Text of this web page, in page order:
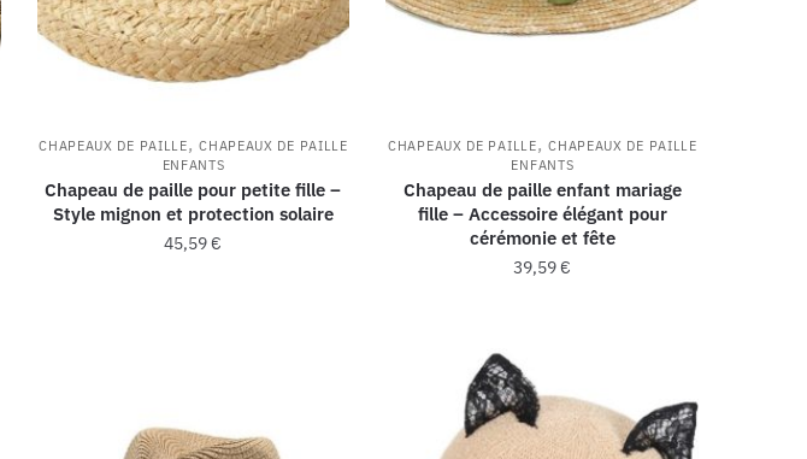
CHAPEAUX DE PAILLE,CHAPEAUX DE PAILLE
ENFANTS
Chapeau de paille pour petite fille –
Style mignon et protection solaire
45,59€
CHAPEAUX DE PAILLE,CHAPEAUX DE PAILLE
ENFANTS
Chapeau de paille enfant mariage
fille – Accessoire élégant pour
cérémonie et fête
39,59€